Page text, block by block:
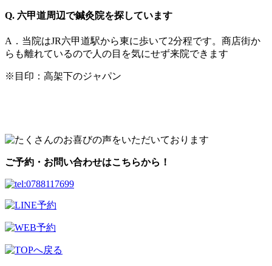
Q. 六甲道周辺で鍼灸院を探しています
A．当院はJR六甲道駅から東に歩いて2分程です。商店街か
らも離れているので人の目を気にせず来院できます
※目印：高架下のジャパン
ご予約・お問い合わせはこちらから！